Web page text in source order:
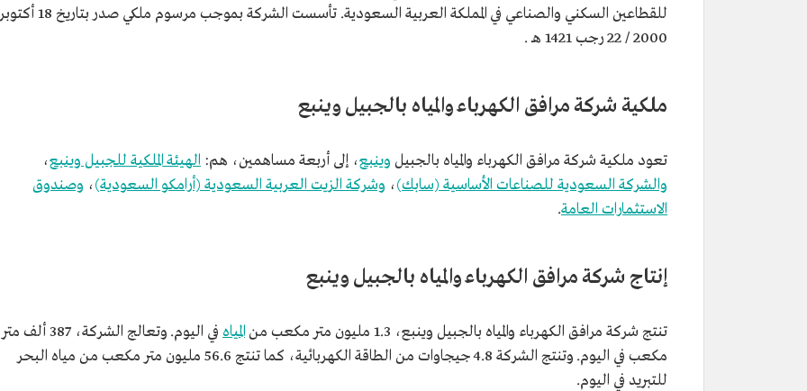
للقطاعين السكني والصناعي في المملكة العربية السعودية. تأسست الشركة بموجب مرسوم ملكي صدر بتاريخ 18 أكتوبر
2000 / 22 رجب 1421 هـ .
ملكية شركة مرافق الكهرباء والمياه بالجبيل وينبع
تعود ملكية شركة مرافق الكهرباء والمياه بالجبيل وينبع، إلى أربعة مساهمين، هم: الهيئة الملكية للجبيل وينبع،
والشركة السعودية للصناعات الأساسية (سابك)، وشركة الزيت العربية السعودية (أرامكو السعودية)، وصندوق
الاستثمارات العامة.
إنتاج شركة مرافق الكهرباء والمياه بالجبيل وينبع
تنتج شركة مرافق الكهرباء والمياه بالجبيل وينبع، 1.3 مليون متر مكعب من المياه
في اليوم. وتعالج الشركة، 387 ألف متر
مكعب في اليوم. وتنتج الشركة 4.8 جيجاوات من الطاقة الكهربائية، كما تنتج 56.6 مليون متر مكعب من مياه البحر
للتبريد في اليوم.